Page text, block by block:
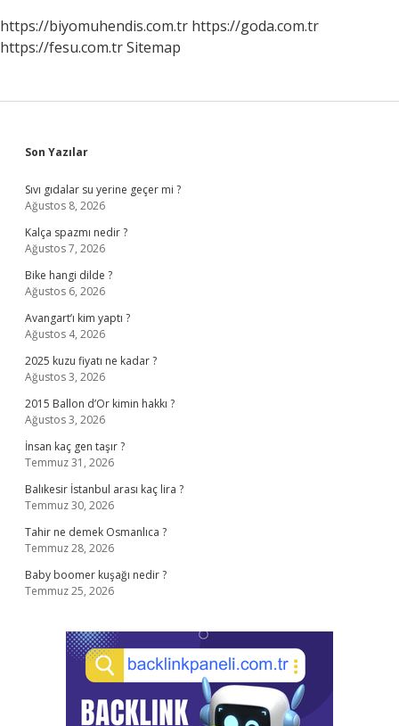
https://biyomuhendis.com.tr https://goda.com.tr
https://fesu.com.trSitemap
Sidebar
Son Yazılar
Sıvı gıdalar su yerine geçer mi ?
Ağustos 8, 2026
Kalça spazmı nedir ?
Ağustos 7, 2026
Bike hangi dilde ?
Ağustos 6, 2026
Avangart’ı kim yaptı ?
Ağustos 4, 2026
2025 kuzu fiyatı ne kadar ?
Ağustos 3, 2026
2015 Ballon d’Or kimin hakkı ?
Ağustos 3, 2026
İnsan kaç gen taşır ?
Temmuz 31, 2026
Balıkesir İstanbul arası kaç lira ?
Temmuz 30, 2026
Tahir ne demek Osmanlıca ?
Temmuz 28, 2026
Baby boomer kuşağı nedir ?
Temmuz 25, 2026